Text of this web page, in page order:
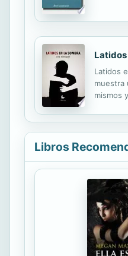
Latidos
Latidos
muestra
mismos
Libros